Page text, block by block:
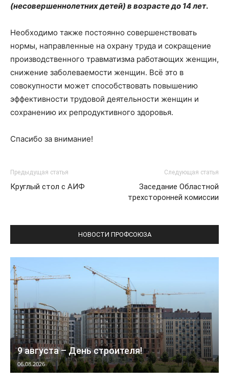
(несовершеннолетних детей) в возрасте до 14 лет.
Необходимо также постоянно совершенствовать
нормы, направленные на охрану труда и сокращение
производственного травматизма работающих женщин,
снижение заболеваемости женщин. Всё это в
совокупности может способствовать повышению
эффективности трудовой деятельности женщин и
сохранению их репродуктивного здоровья.
Спасибо за внимание!
Предыдущая статья
Круглый стол с АИФ
Следующая статья
Заседание Областной
трехсторонней комиссии
НОВОСТИ ПРОФСОЮЗА
9 августа – День строителя!
06.08.2026